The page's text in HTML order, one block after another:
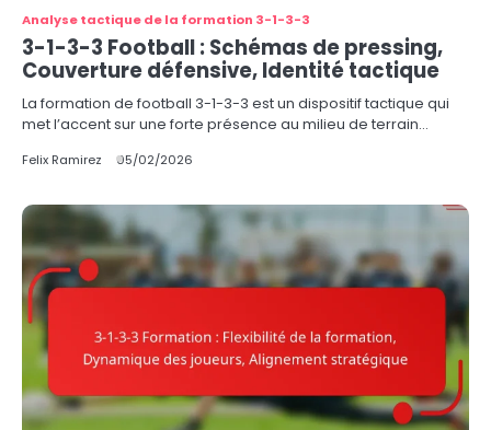
Analyse tactique de la formation 3-1-3-3
3-1-3-3 Football : Schémas de pressing,
Couverture défensive, Identité tactique
La formation de football 3-1-3-3 est un dispositif tactique qui
met l’accent sur une forte présence au milieu de terrain…
Felix Ramirez 05/02/2026